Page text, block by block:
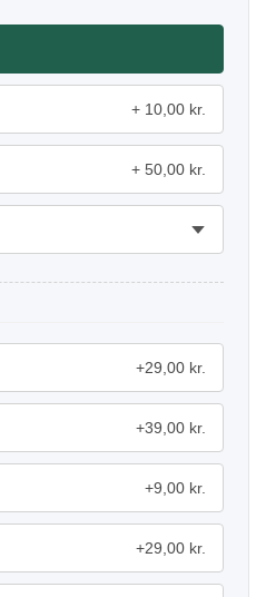
10,00 kr.
50,00 kr.
+29,00 kr.
+39,00 kr.
+9,00 kr.
+29,00 kr.